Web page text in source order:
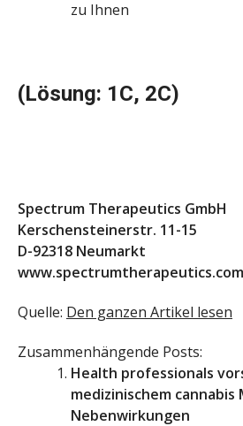
zu Ihnen
(Lösung: 1C, 2C)
Spectrum Therapeutics GmbH
Kerschensteinerstr. 11-15
D-92318 Neumarkt
www.spectrumtherapeutics.com
Quelle: Den ganzen Artikel lesen
Zusammenhängende Posts:
Health professionals
medizinischem cannabis
Nebenwirkungen